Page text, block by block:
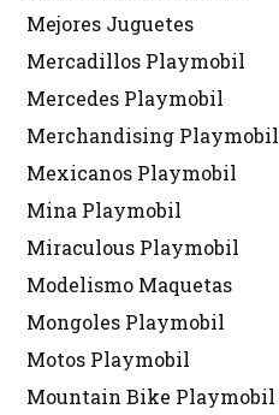
Mejores Juguetes
Mercadillos Playmobil
Mercedes Playmobil
Merchandising Playmobil
Mexicanos Playmobil
Mina Playmobil
Miraculous Playmobil
Modelismo Maquetas
Mongoles Playmobil
Motos Playmobil
Mountain Bike Playmobil